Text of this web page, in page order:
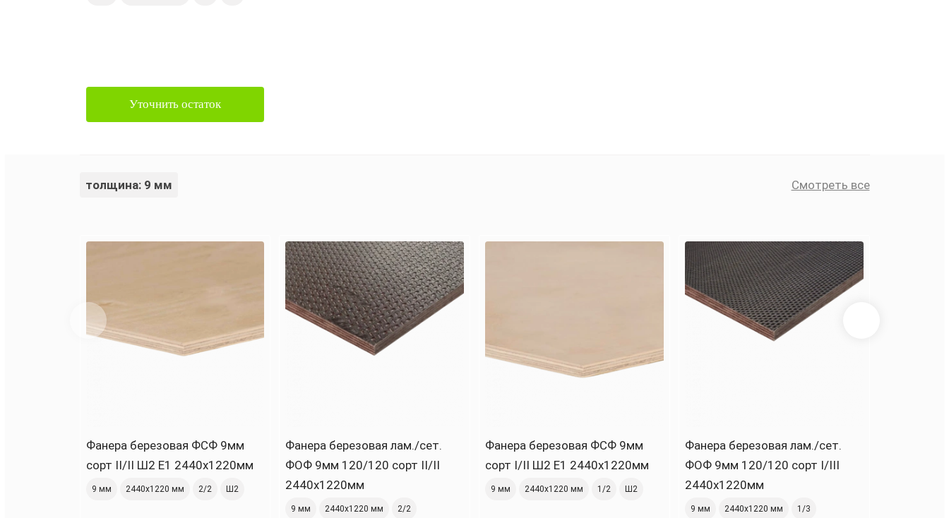
Уточнить остаток
толщина: 9 мм Смотреть все
Фанера березовая ФСФ 9мм
сорт II/II Ш2 Е1 2440х1220мм
9 мм 2440х1220 мм 2/2 Ш2
Фанера березовая лам./сет.
ФОФ 9мм 120/120 сорт II/II
2440х1220мм
9 мм 2440х1220 мм 2/2
Фанера березовая ФСФ 9мм
сорт I/II Ш2 Е1 2440х1220мм
9 мм 2440х1220 мм 1/2 Ш2
Фанера березовая лам./сет.
ФОФ 9мм 120/120 сорт I/III
2440х1220мм
9 мм 2440х1220 мм 1/3